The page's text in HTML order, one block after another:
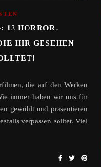
13 HORROR-
IHR GESEHEN
die auf den Werken
immer haben wir uns für
gewühlt und präsentieren
verpassen solltet. Viel